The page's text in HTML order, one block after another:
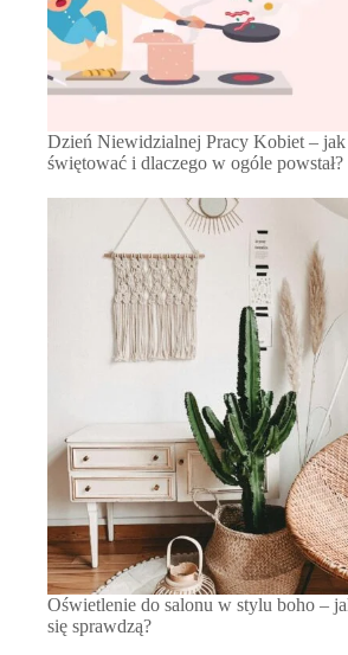
Dzień Niewidzialnej Pracy Kobiet –
świętować i dlaczego w ogóle powstał?
Oświetlenie do salonu w stylu boho –
się sprawdzą?